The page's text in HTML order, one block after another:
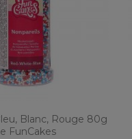
Blanc, Rouge 80g
FunCakes